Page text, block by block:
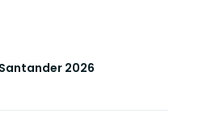
2026